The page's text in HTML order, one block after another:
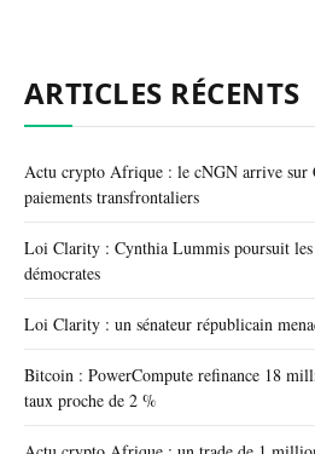
ARTICLES RÉCENTS
Actu crypto Afrique : le cNGN arrive sur
paiements transfrontaliers
Loi Clarity : Cynthia Lummis poursuit les
démocrates
Loi Clarity : un sénateur républicain
Bitcoin : PowerCompute refinance 18
taux proche de 2 %